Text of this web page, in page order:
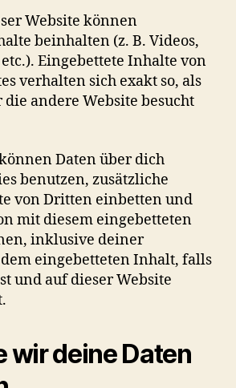
Website können
beinhalten (z. B. Videos,
Eingebettete Inhalte von
verhalten sich exakt so, als
die andere Website besucht
Daten über dich
benutzen, zusätzliche
von Dritten einbetten und
mit diesem eingebetteten
inklusive deiner
eingebetteten Inhalt, falls
und auf dieser Website
wir deine Daten